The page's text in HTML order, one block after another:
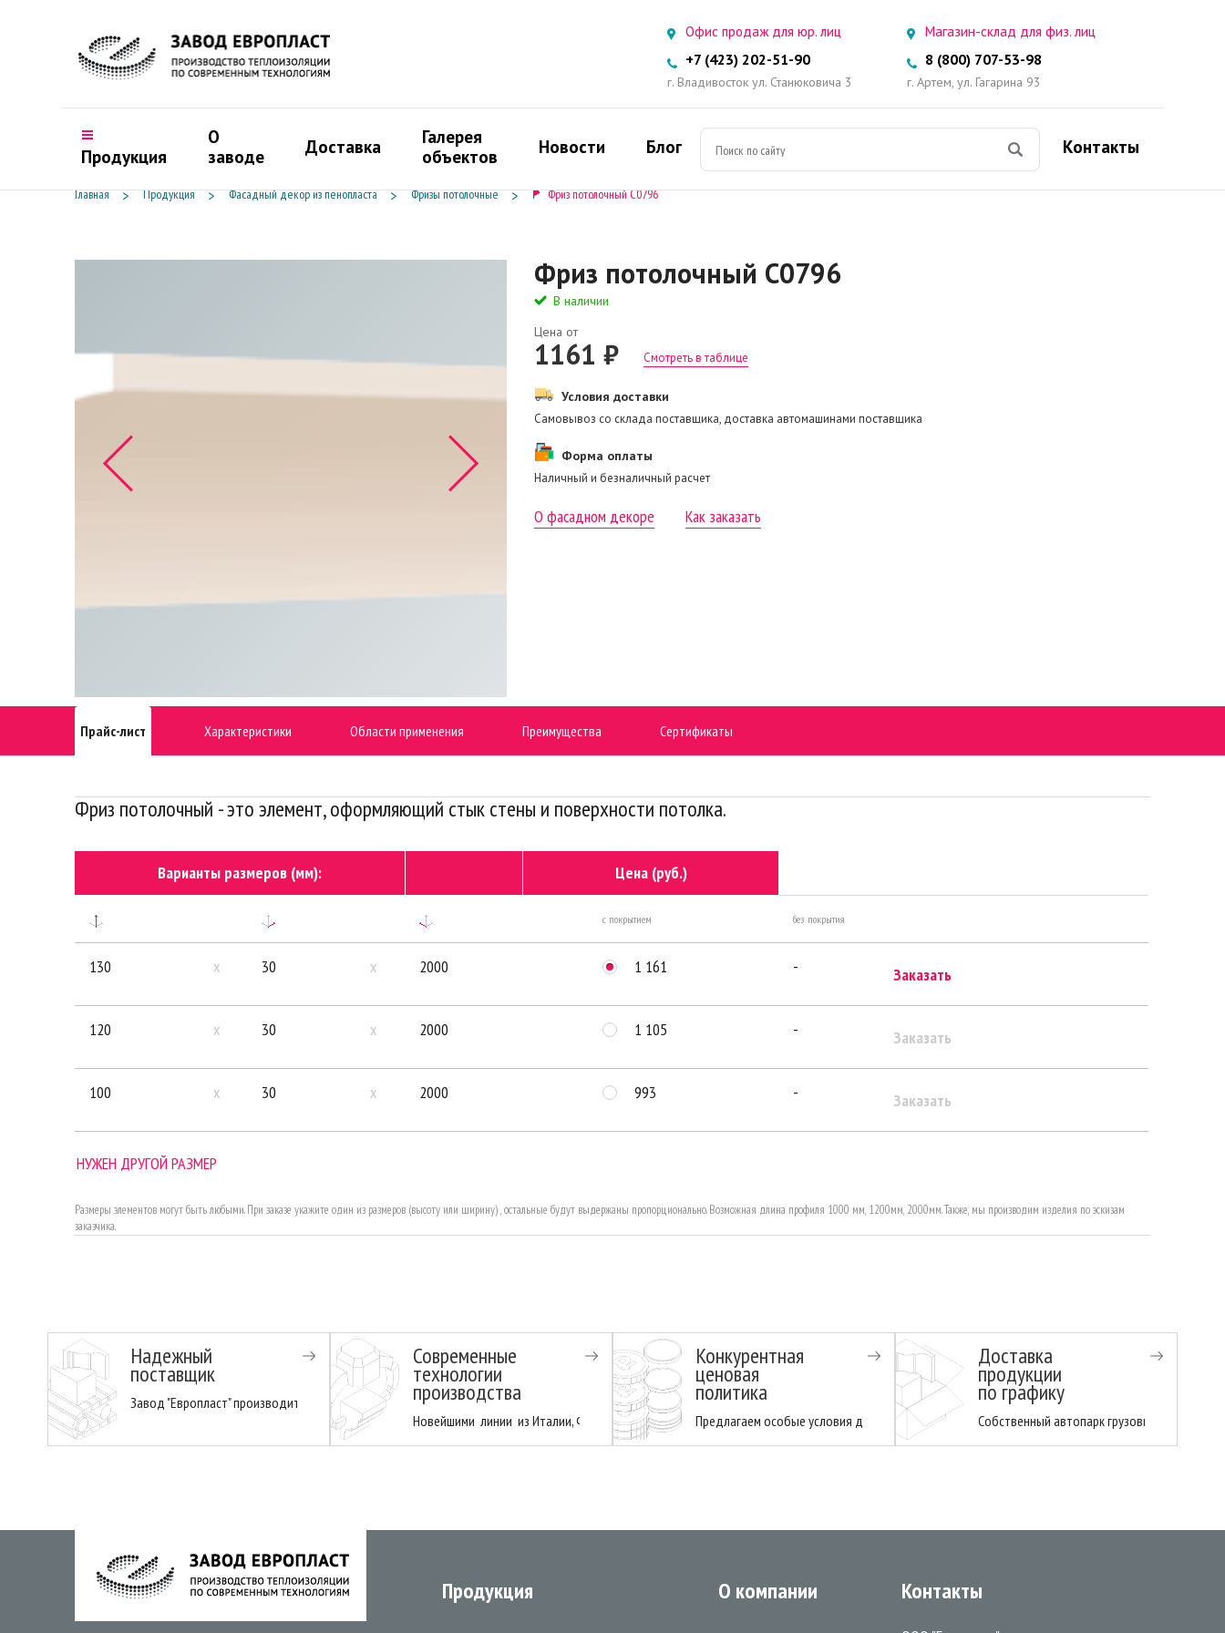
Офис продаж для юр. лиц
+7 (423) 202-51-90
г. Владивосток ул. Станюковича 3
Магазин-склад для физ. лиц
8 (800) 707-53-98
г. Артем, ул. Гагарина 93
Продукция
О
заводе
Доставка
Галерея
объектов
Новости Блог Контакты
Главная Продукция Фасадный декор из пенопласта Фризы потолочные Фриз потолочный C0796
Фриз потолочный C0796
В наличии
Цена от
1161 ₽ Смотреть в таблице
Условия доставки
Самовывоз со склада поставщика, доставка автомашинами поставщика
Форма оплаты
Наличный и безналичный расчет
О фасадном декоре Как заказать
Прайс-лист Характеристики Области применения Преимущества Сертификаты
Фриз потолочный - это элемент, оформляющий стык стены и поверхности потолка.
Варианты размеров (мм): Цена (руб.)
с покрытием без покрытия
130 x 30 x 2000 1 161 - Заказать
120 x 30 x 2000 1 105 - Заказать
100 x 30 x 2000 993 - Заказать
НУЖЕН ДРУГОЙ РАЗМЕР
Размеры элементов могут быть любыми. При заказе укажите один из размеров (высоту или ширину) , остальные будут выдержаны пропорционально. Возможная длина профиля 1000 мм, 1200мм, 2000мм. Также, мы производим изделия по эскизам
заказчика.
Надежный
поставщик
Завод "Европласт" производит пенопласт 15 лет и имеет деловую репутацию надежного и проверенного поставщика. .Товар всегда в наличии в день заказа в любой сезон!
Современные
технологии
производства
Новейшими линии из Италии, Франции, Германии. Высокий класс оборудования гарантирует производительность и качество продукции.
Конкурентная
ценовая
политика
Предлагаем особые условия для торговых , производственных и строительных компаний.
Доставка
продукции
по графику
Собственный автопарк грузовиков
Продукция О компании Контакты